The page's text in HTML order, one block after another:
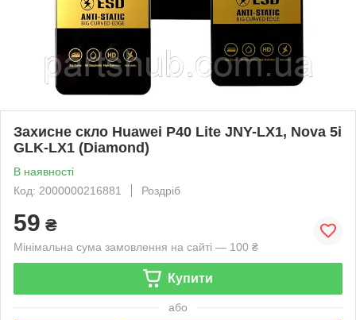
Захисне скло Huawei P40 Lite JNY-LX1, Nova 5i
GLK-LX1 (Diamond)
В наявності
Код: 2000000216881
Роздріб
59 ₴
Мінімальна сума замовлення на сайті — 100 ₴
Купити
або